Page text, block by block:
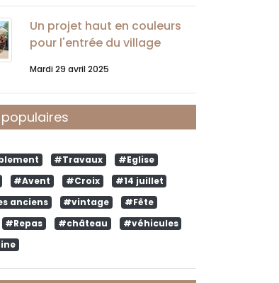
Un projet haut en couleurs
pour l'entrée du village
Mardi 29 avril 2025
#Travaux
#Eglise
#Avent #Croix
#14 juillet
anciens
#vintage
#Fête
#Repas #château
#véhicules